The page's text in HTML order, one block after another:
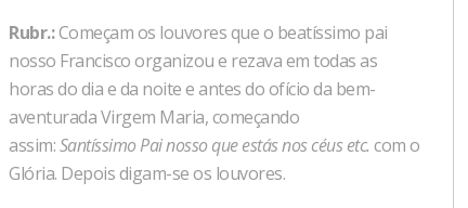
Rubr.:Começam os louvores que o beatíssimo pai
nosso Francisco organizou e rezava em todas as
horas do dia e da noite e antes do ofício da bem-
aventurada Virgem Maria, começando
assim:Santíssimo Pai nosso que estás nos céus etc. com o
Glória. Depois digam-se os louvores.